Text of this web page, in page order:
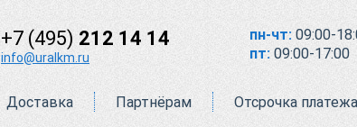
+7 (495) 212 14 14
info@uralkm.ru
пн-чт: 09:00-
пт: 09:00-17:00
Доставка Партнёрам Отсрочка платежа